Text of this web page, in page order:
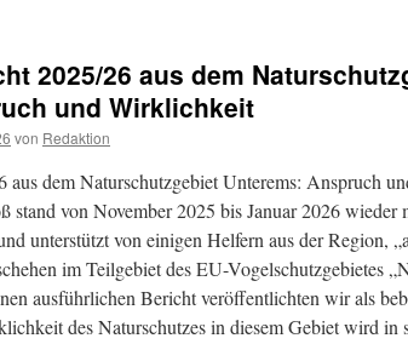
EU-
des
2025/26 aus dem
und Wirklichkeit
von Redaktion
aus dem Naturschutzgebiet Unterems: Anspruch
stand von November 2025 bis Januar 2026 wieder
unterstützt von einigen Helfern aus der Region,
im Teilgebiet des EU-Vogelschutzgebietes
ausführlichen Bericht veröffentlichten wir als
des Naturschutzes in diesem Gebiet wird in